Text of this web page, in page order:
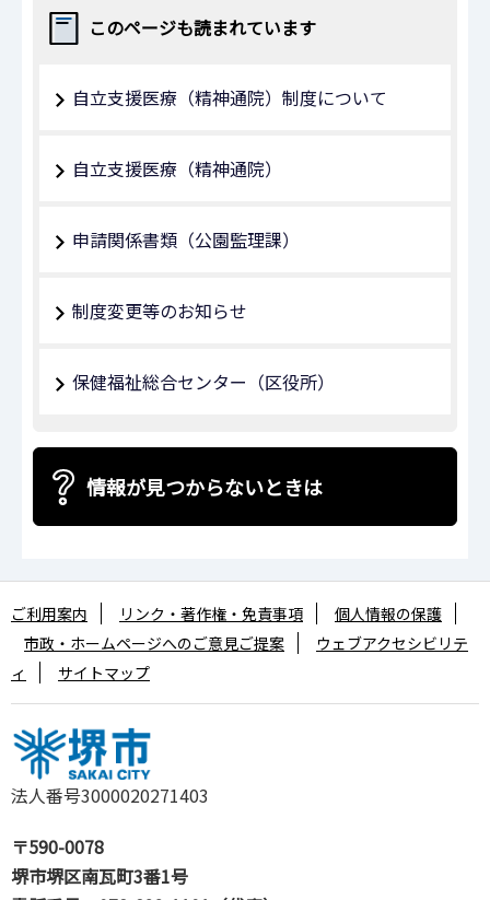
このページも読まれています
自立支援医療（精神通院）制度について
自立支援医療（精神通院）
申請関係書類（公園監理課）
制度変更等のお知らせ
保健福祉総合センター（区役所）
情報が見つからないときは
法人番号3000020271403
〒590-0078
堺市堺区南瓦町3番1号
ご利用案内 リンク・著作権・免責事項
個人情報の保護
市政・ホームページへのご意見ご提案
ウェブアクセシビリテ
ィ
サイトマップ